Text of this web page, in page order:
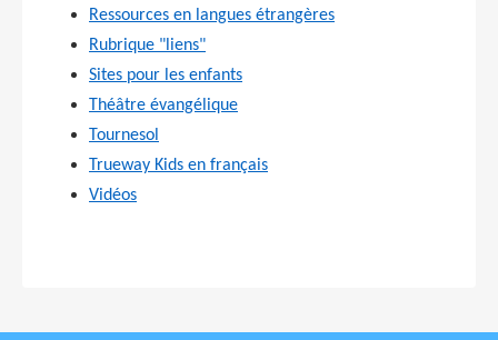
Ressources en langues étrangères
Rubrique "liens"
Sites pour les enfants
Théâtre évangélique
Tournesol
Trueway Kids en français
Vidéos